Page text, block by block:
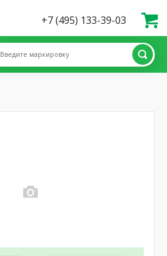
+7 (495) 133-39-03
Введите маркировку